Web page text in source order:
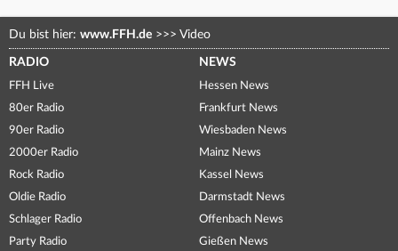
Du bist hier: www.FFH.de >>> Video
RADIO
FFH Live
80er Radio
90er Radio
2000er Radio
Rock Radio
Oldie Radio
Schlager Radio
Party Radio
NEWS
Hessen News
Frankfurt News
Wiesbaden News
Mainz News
Kassel News
Darmstadt News
Offenbach News
Gießen News